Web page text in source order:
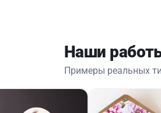
Наши
Примеры реальных